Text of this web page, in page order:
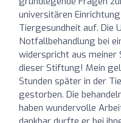
universitären
Tiergesundheit auf. Die
Notfallbehandlung bei
widerspricht aus
dieser Stiftung! Mein
Stunden später in der
gestorben. Die
haben wundervolle